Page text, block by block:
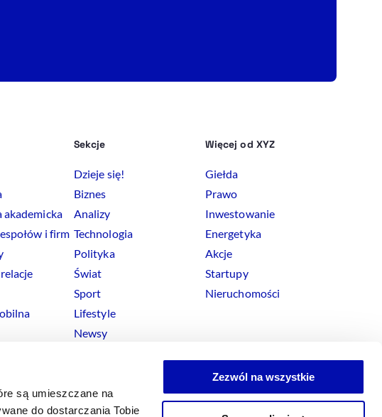
są umieszczane na
do dostarczania Tobie
Zezwól na wszystkie
akademicka
i firm
Sekcje
Dzieje się!
Biznes
Analizy
Technologia
Polityka
Świat
Sport
Lifestyle
Newsy
Więcej od XYZ
Giełda
Prawo
Inwestowanie
Energetyka
Akcje
Startupy
Nieruchomości